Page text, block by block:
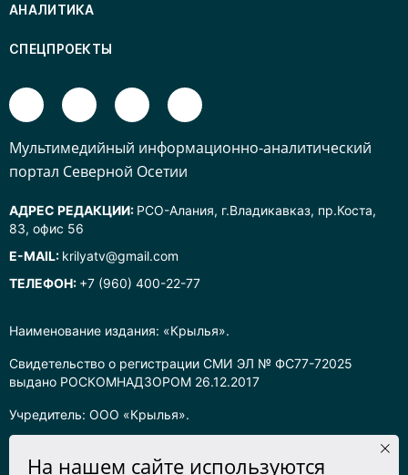
Наименование издания: «Крылья».
Свидетельство о регистрации СМИ ЭЛ № ФС77-72025
выдано РОСКОМНАДЗОРОМ 26.12.2017
Учредитель: ООО «Крылья».
АНАЛИТИКА
СПЕЦПРОЕКТЫ
Mультимедийный информационно-аналитический
портал Северной Осетии
АДРЕС РЕДАКЦИИ: РСО-Алания, г.Владикавказ, пр.Коста,
83, офис 56
E-MAIL: krilyatv@gmail.com
ТЕЛЕФОН: +7 (960) 400-22-77
На нашем сайте используются